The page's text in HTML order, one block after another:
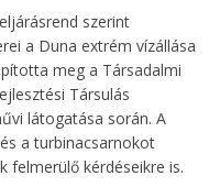
szerint
a Duna extrém vízállása
meg a Társadalmi
Társulás
látogatása során. A
a turbinacsarnokot
felmerülő kérdéseikre is.